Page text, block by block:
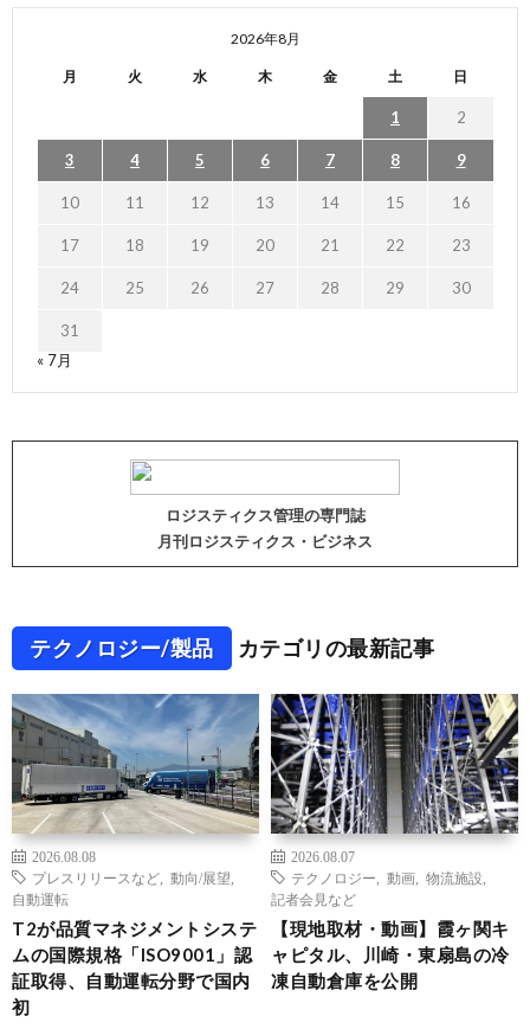
2026年8月
月 火 水 木 金 土 日
1 2
3 4 5 6 7 8 9
10 11 12 13 14 15 16
17 18 19 20 21 22 23
24 25 26 27 28 29 30
31
« 7月
ロジスティクス管理の専門誌
月刊ロジスティクス・ビジネス
テクノロジー/製品 カテゴリの最新記事
2026.08.08
プレスリリースなど
動向/展望
自動運転
T2が品質マネジメントシステ
ムの国際規格「ISO9001」認
証取得、自動運転分野で国内
初
2026.08.07
テクノロジー
動画 物流施設
記者会見など
【現地取材・動画】霞ヶ関キ
ャピタル、川崎・東扇島の冷
凍自動倉庫を公開